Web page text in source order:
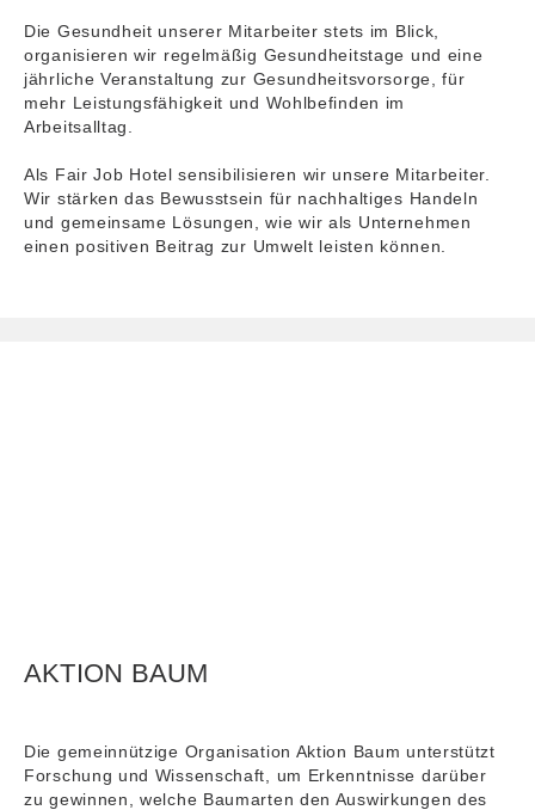
Die Gesundheit unserer Mitarbeiter stets im Blick,
organisieren wir regelmäßig Gesundheitstage und eine
jährliche Veranstaltung zur Gesundheitsvorsorge, für
mehr Leistungsfähigkeit und Wohlbefinden im
Arbeitsalltag.
Als Fair Job Hotel sensibilisieren wir unsere Mitarbeiter.
Wir stärken das Bewusstsein für nachhaltiges Handeln
und gemeinsame Lösungen, wie wir als Unternehmen
einen positiven Beitrag zur Umwelt leisten können.
AKTION BAUM
Die gemeinnützige Organisation Aktion Baum unterstützt
Forschung und Wissenschaft, um Erkenntnisse darüber
zu gewinnen, welche Baumarten den Auswirkungen des